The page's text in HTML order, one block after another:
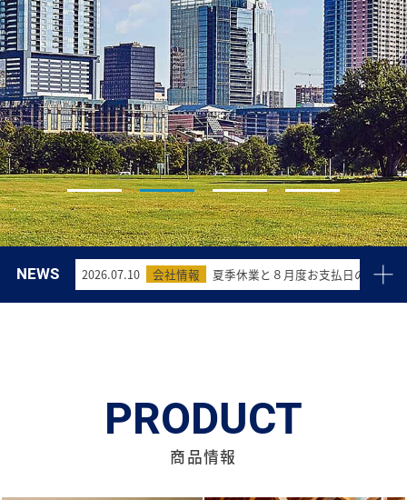
NEWS 2026.07.10 会社情報
夏季休業と８月度お支払日の変更に
2026.04.03
会社情報
ゴールデンウィーク期間中の配送業
MORE
PRODUCT
商品情報